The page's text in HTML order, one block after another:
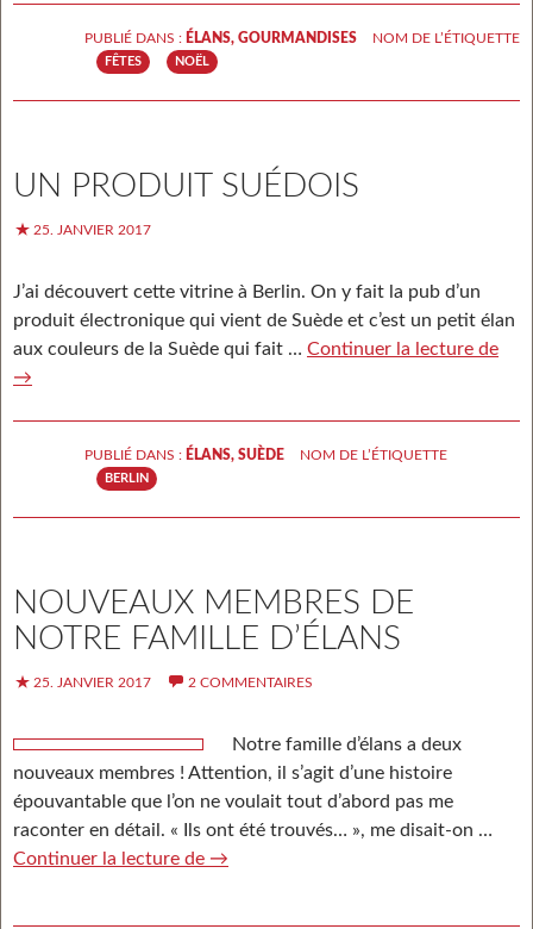
PUBLIÉ DANS : ÉLANS, GOURMANDISES NOM DE L’ÉTIQUETTE
FÊTES NOËL
UN PRODUIT SUÉDOIS
25. JANVIER 2017
J’ai découvert cette vitrine à Berlin. On y fait la pub d’un
produit électronique qui vient de Suède et c’est un petit élan
aux couleurs de la Suède qui fait … Continuer la lecture de
→
PUBLIÉ DANS : ÉLANS, SUÈDE NOM DE L’ÉTIQUETTE
BERLIN
NOUVEAUX MEMBRES DE
NOTRE FAMILLE D’ÉLANS
25. JANVIER 2017 2 COMMENTAIRES
Notre famille d’élans a deux
nouveaux membres ! Attention, il s’agit d’une histoire
épouvantable que l’on ne voulait tout d’abord pas me
raconter en détail. « Ils ont été trouvés… », me disait-on …
Continuer la lecture de Nouveaux membres de notre famille
→